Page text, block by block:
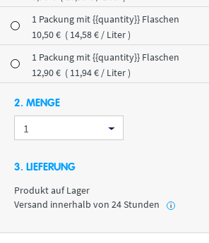
1 Packung mit {{quantity}} Flaschen
10,50€ ( 14,58€ / Liter )
1 Packung mit {{quantity}} Flaschen
12,90€ ( 11,94€ / Liter )
2. MENGE
3. LIEFERUNG
Produkt auf Lager
Versand innerhalb von 24 Stunden
i